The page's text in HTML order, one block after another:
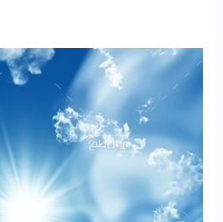
۱۹۶
ساعتی
۶۵
“شکر
سخت
افزاری